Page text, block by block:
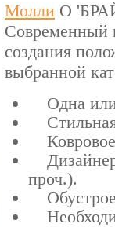
Молли О
Современный
создания
выбранной
Одна или
Стильная
проч.).